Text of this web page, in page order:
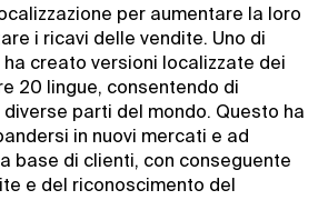
per aumentare la loro
i ricavi delle vendite. Uno di
creato versioni localizzate dei
20 lingue, consentendo di
parti del mondo. Questo ha
in nuovi mercati e ad
base di clienti, con conseguente
e del riconoscimento del